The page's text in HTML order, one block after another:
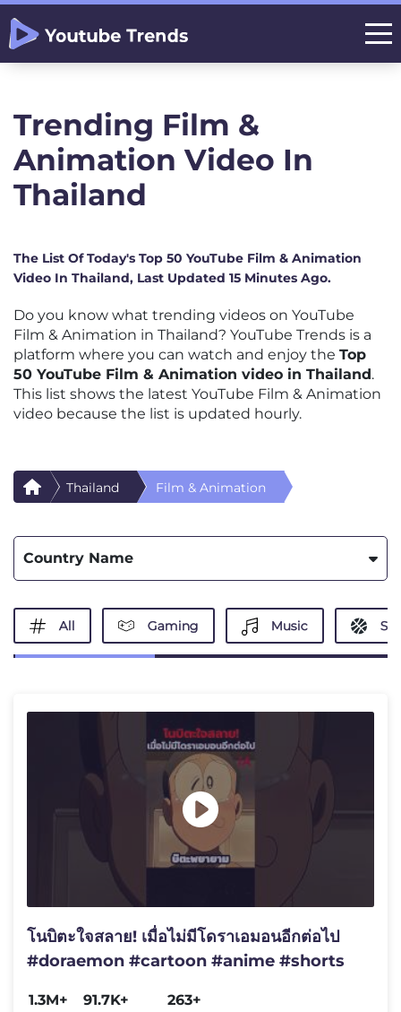
Trending Film &
Animation Video In
Thailand
The List Of Today's Top 50 YouTube Film & Animation
Video In Thailand, Last Updated 15 Minutes Ago.
Do you know what trending videos on YouTube
Film & Animation in Thailand? YouTube Trends is a
platform where you can watch and enjoy the Top
50 YouTube Film & Animation video in Thailand.
This list shows the latest YouTube Film & Animation
video because the list is updated hourly.
Thailand Film & Animation
Country Name
All Gaming Music
โนบิตะใจสลาย! เมื่อไม่มีโดราเอมอนอีกต่อไป
#doraemon #cartoon #anime #shorts
1.3M+
91.7K+
263+